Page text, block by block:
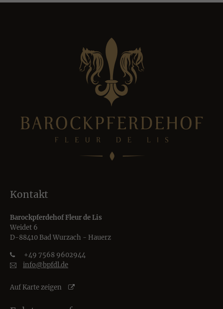
Kontakt
Barockpferdehof Fleur de Lis
Weidet 6
D-88410 Bad Wurzach - Hauerz
+49 7568 9602944
info@bpfdl.de
Auf Karte zeigen